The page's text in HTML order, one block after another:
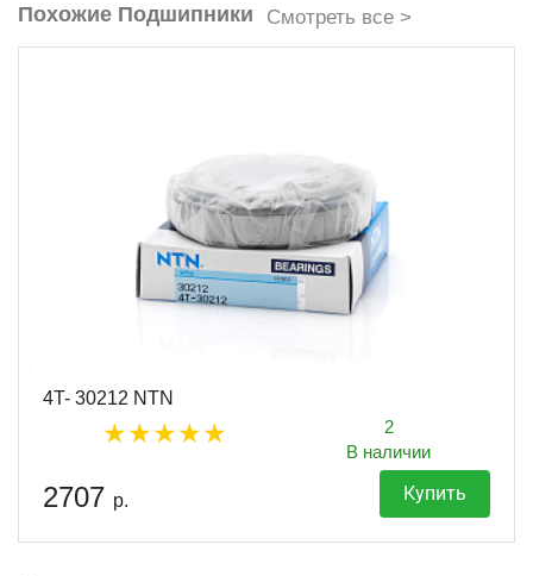
Похожие Подшипники Смотреть все >
4T- 30212 NTN
2
В наличии
2707 р. Купить